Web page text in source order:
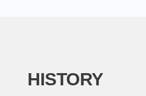
HISTORY